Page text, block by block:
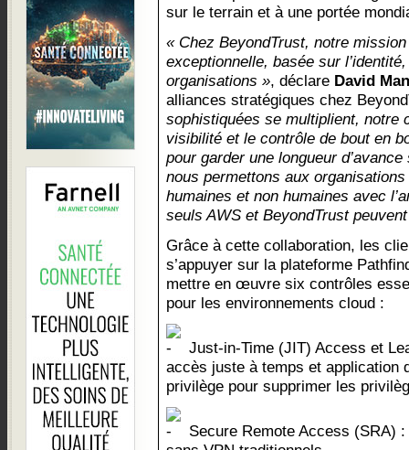
sur le terrain et à une portée
« Chez BeyondTrust, notre
exceptionnelle, basée sur
organisations », déclare David
alliances stratégiques chez
sophistiquées se multiplient, notre
visibilité et le contrôle de bout en
pour garder une longueur
nous permettons aux
humaines et non humaines avec
seuls AWS et BeyondTrust
Grâce à cette collaboration, les
s’appuyer sur la plateforme
mettre en œuvre six contrôles
pour les environnements cloud :
Just-in-Time (JIT) Access et
accès juste à temps et application
privilège pour supprimer les
Secure Remote Access (SRA)